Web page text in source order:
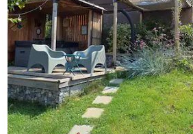
จาก 5, 129 รีวิว